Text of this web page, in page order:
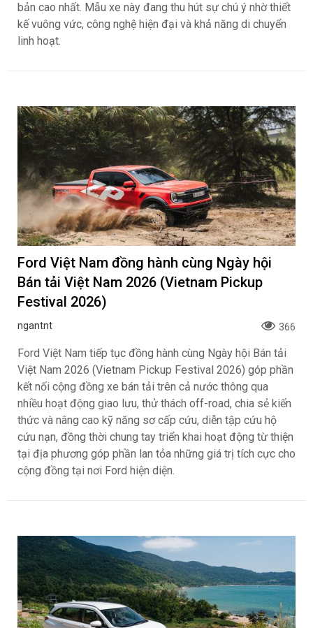
bản cao nhất. Mẫu xe này đang thu hút sự chú ý nhờ thiết
kế vuông vức, công nghệ hiện đại và khả năng di chuyển
linh hoạt.
Ford Việt Nam đồng hành cùng Ngày hội
Bán tải Việt Nam 2026 (Vietnam Pickup
Festival 2026)
ngantnt 366
Ford Việt Nam tiếp tục đồng hành cùng Ngày hội Bán tải
Việt Nam 2026 (Vietnam Pickup Festival 2026) góp phần
kết nối cộng đồng xe bán tải trên cả nước thông qua
nhiều hoạt động giao lưu, thử thách off-road, chia sẻ kiến
thức và nâng cao kỹ năng sơ cấp cứu, diễn tập cứu hộ
cứu nạn, đồng thời chung tay triển khai hoạt động từ thiện
tại địa phương góp phần lan tỏa những giá trị tích cực cho
cộng đồng tại nơi Ford hiện diện.